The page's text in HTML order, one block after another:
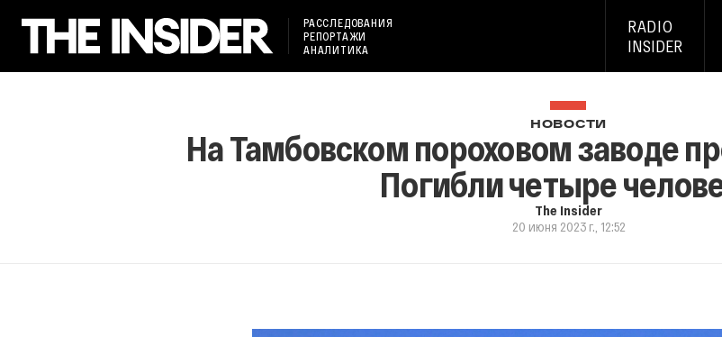
РАССЛЕДОВАНИЯ
РЕПОРТАЖИ
АНАЛИТИКА
RADIO
INSIDER
НОВОСТИ
На Тамбовском пороховом заводе
Погибли четыре
The Insider
20 июня 2023 г., 12:52